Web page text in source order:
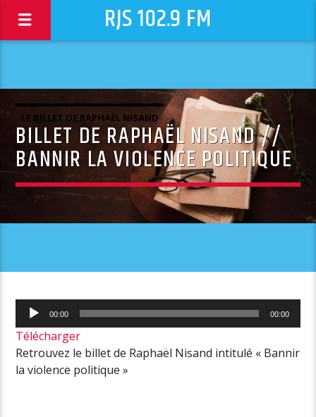
RJS 102.9 FM
LE BILLET DE RAPHAËL NISAND
BILLET DE RAPHAËL NISAND //
BANNIR LA VIOLENCE POLITIQUE
Lecteur
audio
00:00 00:00
Télécharger
Retrouvez le billet de Raphaël Nisand intitulé « Bannir
la violence politique »